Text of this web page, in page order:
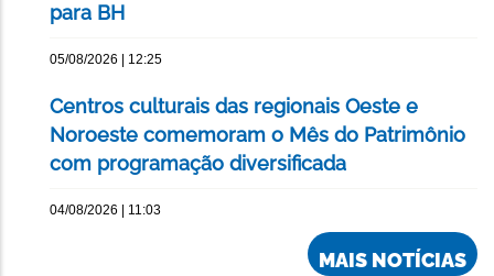
para BH
05/08/2026 | 12:25
Centros culturais das regionais Oeste e
Noroeste comemoram o Mês do Patrimônio
com programação diversificada
04/08/2026 | 11:03
MAIS NOTÍCIAS